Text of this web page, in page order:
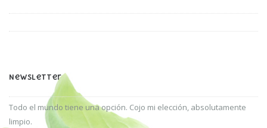
Newsletter
Todo el mundo tiene una opción. Cojo mi elección, absolutamente
limpio.